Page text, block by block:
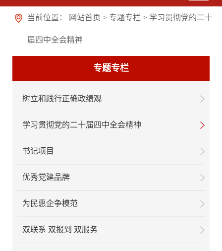
当前位置： 网站首页 > 专题专栏 > 学习贯彻党的二十
届四中全会精神
专题专栏
树立和践行正确政绩观
学习贯彻党的二十届四中全会精神
书记项目
优秀党建品牌
为民惠企争模范
双联系 双报到 双服务